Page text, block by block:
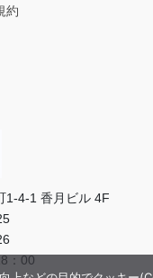
約
1-4-1 香月ビル 4F
：00